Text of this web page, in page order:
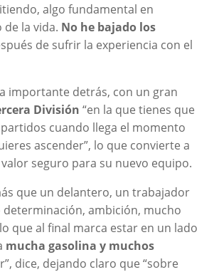
algo fundamental en
la vida. No he bajado los
de sufrir la experiencia con el
importante detrás, con un gran
División “en la que tienes que
cuando llega el momento
ascender”, lo que convierte a
seguro para su nuevo equipo.
que un delantero, un trabajador
determinación, ambición, mucho
que al final marca estar en un lado
mucha gasolina y muchos
dice, dejando claro que “sobre